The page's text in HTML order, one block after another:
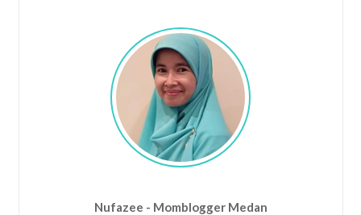
Nufazee - Momblogger Medan